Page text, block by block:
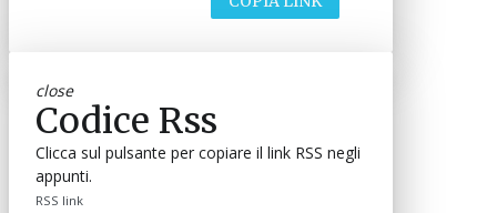
close
Codice Rss
Clicca sul pulsante per copiare il link RSS negli
appunti.
RSS link